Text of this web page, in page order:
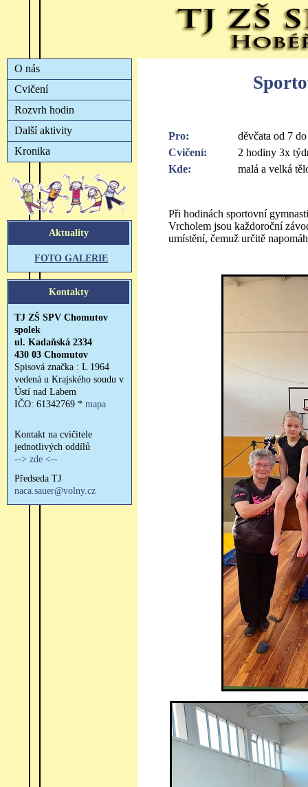
Pro:
děvčata od 7
Cvičení:
2 hodiny 3x
Kde:
malá a velká
Při hodinách sportovní
Vrcholem jsou každoroční
umístění, čemuž určitě